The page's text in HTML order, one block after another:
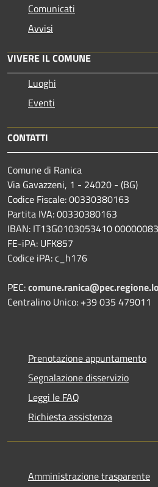
Comunicati
Avvisi
VIVERE IL COMUNE
Luoghi
Eventi
CONTATTI
Comune di Ranica
Via Gavazzeni, 1 - 24020 - (BG)
Codice Fiscale: 00330380163
Partita IVA: 00330380163
IBAN: IT13G0103053410
FE-iPA: UFK857
Codice iPA: c_h176
PEC:
Centralino Unico: +39 035 479011
Prenotazione appuntamento
Segnalazione disservizio
Leggi le FAQ
Richiesta assistenza
Amministrazione trasparente